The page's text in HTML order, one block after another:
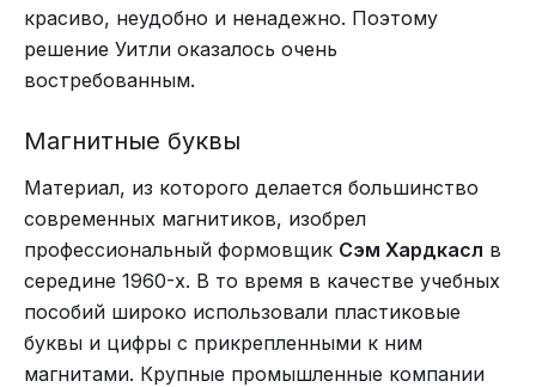
красиво, неудобно и ненадежно. Поэтому
решение Уитли оказалось очень
востребованным.
Магнитные буквы
Материал, из которого делается большинство
современных магнитиков, изобрел
профессиональный формовщик Сэм Хардкасл в
середине 1960-х. В то время в качестве учебных
пособий широко использовали пластиковые
буквы и цифры с прикрепленными к ним
магнитами. Крупные промышленные компании